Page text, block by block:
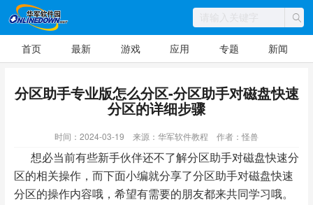
首页 最新 游戏 应用 专题 新闻
分区助手专业版怎么分区-分区助手对磁盘快速
分区的详细步骤
时间：2024-03-19 来源：华军软件教程 作者：怪兽
想必当前有些新手伙伴还不了解分区助手对磁盘快速分
区的相关操作，而下面小编就分享了分区助手对磁盘快速
分区的操作内容哦，希望有需要的朋友都来共同学习哦。